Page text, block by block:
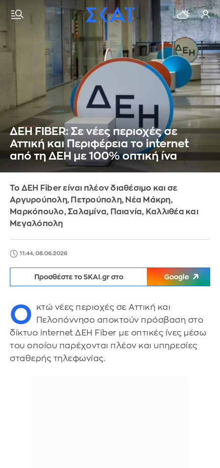
ΔΕΗ FIBER: Σε νέες περιοχές σε
Αττική και Περιφέρεια το internet
από τη ΔΕΗ με 100% οπτική ίνα
Το ΔΕΗ Fiber είναι πλέον διαθέσιμο και σε
Αργυρούπολη, Πετρούπολη, Νέα Μάκρη,
Μαρκόπουλο, Σαλαμίνα, Παιανία, Καλλιθέα και
Μεγαλόπολη
11:44, 08.06.2026
Προσθέστε το SKAI.gr στο Google
Ο
κτώ νέες περιοχές σε Αττική και
Πελοπόννησο αποκτούν πρόσβαση στο
δίκτυο internet ΔΕΗ Fiber με οπτικές ίνες μέσω
του οποίου παρέχονται πλέον και υπηρεσίες
σταθερής τηλεφωνίας.